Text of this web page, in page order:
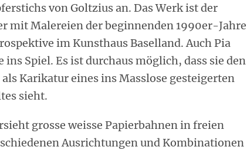
von Goltzius an. Das Werk ist der
mit Malereien der beginnenden 1990er-Jahre
im Kunsthaus Baselland. Auch Pia
Spiel. Es ist durchaus möglich, dass sie den
Karikatur eines ins Masslose gesteigerten
sieht.
grosse weisse Papierbahnen in freien
Ausrichtungen und Kombinationen